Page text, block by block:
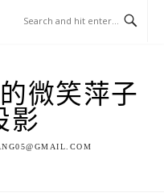
的微笑萍子
影